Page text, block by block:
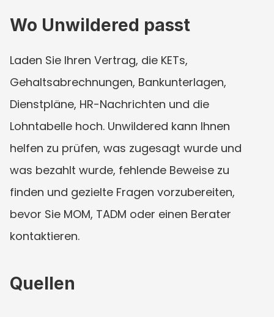
Wo Unwildered passt
Laden Sie Ihren Vertrag, die KETs,
Gehaltsabrechnungen, Bankunterlagen,
Dienstpläne, HR-Nachrichten und die
Lohntabelle hoch. Unwildered kann Ihnen
helfen zu prüfen, was zugesagt wurde und
was bezahlt wurde, fehlende Beweise zu
finden und gezielte Fragen vorzubereiten,
bevor Sie MOM, TADM oder einen Berater
kontaktieren.
Quellen